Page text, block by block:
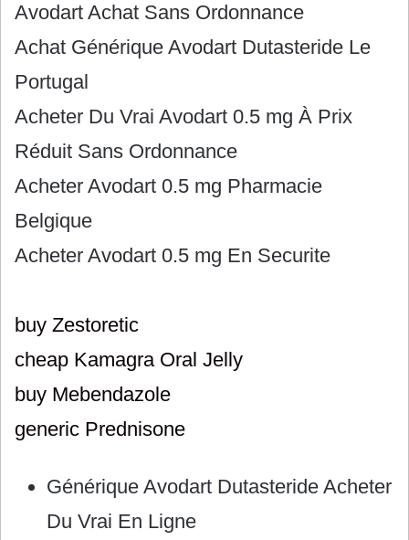
Avodart Achat Sans Ordonnance
Achat Générique Avodart Dutasteride Le
Portugal
Acheter Du Vrai Avodart 0.5 mg À Prix
Réduit Sans Ordonnance
Acheter Avodart 0.5 mg Pharmacie
Belgique
Acheter Avodart 0.5 mg En Securite
buy Zestoretic
cheap Kamagra Oral Jelly
buy Mebendazole
generic Prednisone
Générique Avodart Dutasteride Acheter
Du Vrai En Ligne